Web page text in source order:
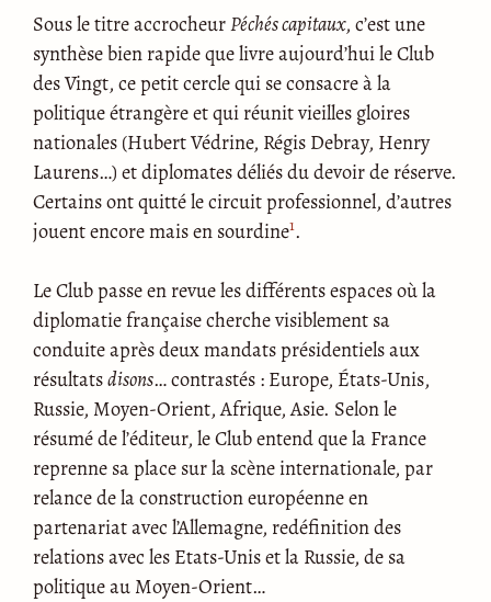
Sous le titre accrocheurPéchés capitaux, c’est une
synthèse bien rapide que livre aujourd’hui le Club
des Vingt, ce petit cercle qui se consacre à la
politique étrangère et qui réunit vieilles gloires
nationales (Hubert Védrine, Régis Debray, Henry
Laurens…) et diplomates déliés du devoir de réserve.
Certains ont quitté le circuit professionnel, d’autres
jouent encore mais en sourdine1.
Le Club passe en revue les différents espaces où la
diplomatie française cherche visiblement sa
conduite après deux mandats présidentiels aux
résultatsdisons… contrastés : Europe, États-Unis,
Russie, Moyen-Orient, Afrique, Asie. Selon le
résumé de l’éditeur, le Club entend que la France
reprenne sa place sur la scène internationale, par
relance de la construction européenne en
partenariat avec l’Allemagne, redéfinition des
relations avec les Etats-Unis et la Russie, de sa
politique au Moyen-Orient…